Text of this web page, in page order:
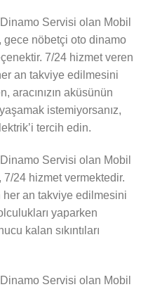
Servisi olan Mobil
gece nöbetçi oto dinamo
7/24 hizmet veren
an takviye edilmesini
aracınızın aküsünün
istemiyorsanız,
tercih edin.
Servisi olan Mobil
24 hizmet vermektedir.
her an takviye edilmesini
yaparken
kalan sıkıntıları
Servisi olan Mobil